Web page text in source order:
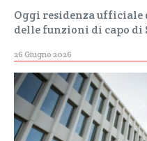
Oggi residenza ufficiale
delle funzioni di capo di
26 Giugno 2026